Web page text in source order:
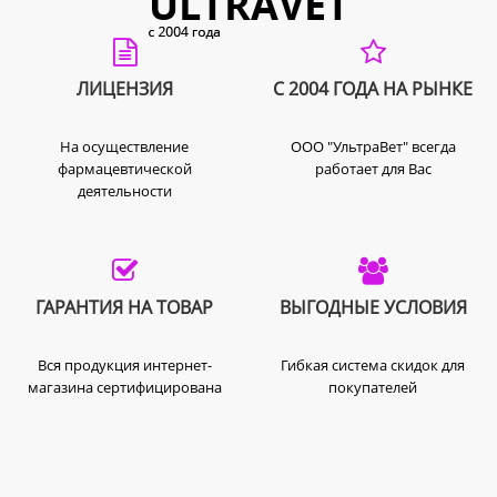
использования.
Р273 не допускать попадания в окружающую
среду.
Р301+Р312 ПРИ ПОПАДАНИИ В ЖЕЛУДОК
врачу в случае ухудшения самочувствия.
Р391 собрать пролитое/рассыпавшееся
вещество.
соответствии с национальным
законодательством.
Хранить в недоступном для домашних
животных месте.
ЛИЦЕНЗИЯ
На осуществление
фармацевтической
деятельности
С 2004 ГОДА НА РЫНКЕ
ООО "УльтраВет" всегда
работает для Вас
ГАРАНТИЯ НА ТОВАР
Вся продукция интернет-
магазина сертифицирована
ВЫГОДНЫЕ УСЛОВИЯ
Гибкая система скидок для
покупателей